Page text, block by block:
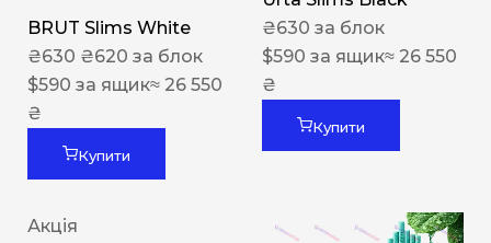
BRUT Slims White
₴630 ₴620 за блок
$590 за ящик≈ 26 550
₴
Купити
₴630 за блок
$590 за ящик≈ 26 550
₴
Купити
Акція